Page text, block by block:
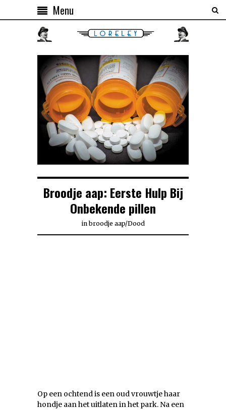
Menu
Broodje aap: Eerste Hulp Bij
Onbekende pillen
in broodje aap/Dood
Op een ochtend is een oud vrouwtje haar
hondje aan het uitlaten in het park. Na een